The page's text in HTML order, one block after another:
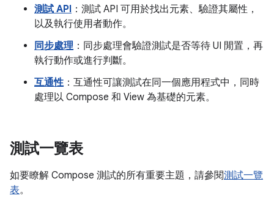
測試 API ：測試 API 可用於找出元素、驗證其屬性，
以及執行使用者動作。
同步處理：同步處理會驗證測試是否等待 UI 閒置，再
執行動作或進行判斷。
互通性：互通性可讓測試在同一個應用程式中，同時
處理以 Compose 和 View 為基礎的元素。
測試一覽表
如要瞭解 Compose 測試的所有重要主題，請參閱測試一覽
表。